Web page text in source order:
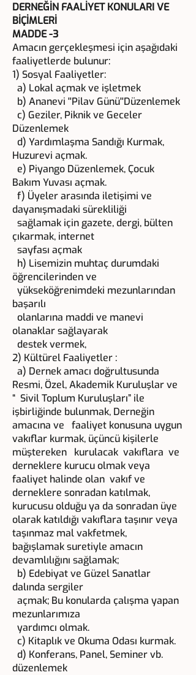
DERNEĞİN FAALİYET KONULARI VE
BİÇİMLERİ
MADDE -3
Amacın gerçekleşmesi için aşağıdaki
faaliyetlerde bulunur:
1) Sosyal Faaliyetler:
a) Lokal açmak ve işletmek
b) Ananevi ''Pilav Günü''Düzenlemek
c) Geziler, Piknik ve Geceler
Düzenlemek
d) Yardımlaşma Sandığı Kurmak,
Huzurevi açmak.
e) Piyango Düzenlemek, Çocuk
Bakım Yuvası açmak.
f) Üyeler arasında iletişimi ve
dayanışmadaki sürekliliği
sağlamak için gazete, dergi, bülten
çıkarmak, internet
sayfası açmak
h) Lisemizin muhtaç durumdaki
öğrencilerinden ve
yükseköğrenimdeki mezunlarından
başarılı
olanlarına maddi ve manevi
olanaklar sağlayarak
destek vermek,
2) Kültürel Faaliyetler :
a) Dernek amacı doğrultusunda
Resmi, Özel, Akademik Kuruluşlar ve
“ Sivil Toplum Kuruluşları” ile
işbirliğinde bulunmak, Derneğin
amacına ve faaliyet konusuna uygun
vakıflar kurmak, üçüncü kişilerle
müştereken kurulacak vakıflara ve
derneklere kurucu olmak veya
faaliyet halinde olan vakıf ve
derneklere sonradan katılmak,
kurucusu olduğu ya da sonradan üye
olarak katıldığı vakıflara taşınır veya
taşınmaz mal vakfetmek,
bağışlamak suretiyle amacın
devamlılığını sağlamak;
b) Edebiyat ve Güzel Sanatlar
dalında sergiler
açmak; Bu konularda çalışma yapan
mezunlarımıza
yardımcı olmak.
c) Kitaplık ve Okuma Odası kurmak.
d) Konferans, Panel, Seminer vb.
düzenlemek